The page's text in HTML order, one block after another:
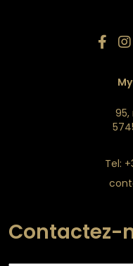
95,
Tel:
Contactez-